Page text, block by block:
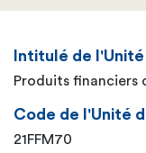
Intitulé de
Produits financiers
Code de l'Unité
21FFM70